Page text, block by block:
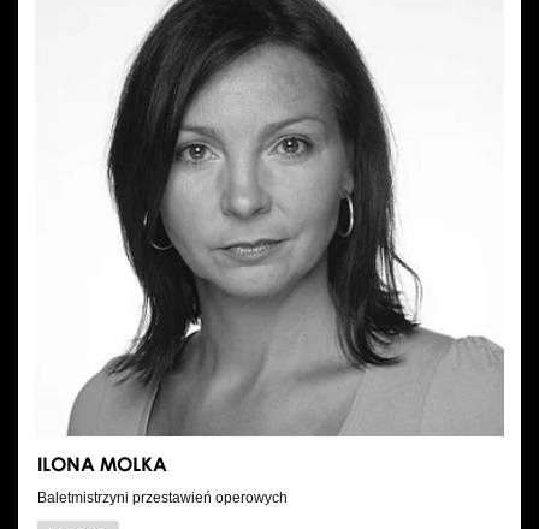
ILONA MOLKA
Baletmistrzyni przestawień operowych